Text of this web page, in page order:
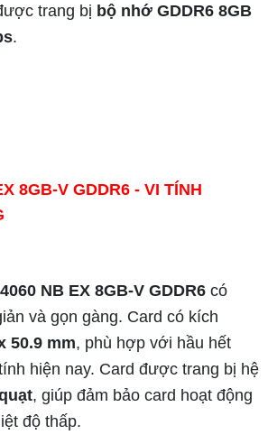
trang bị bộ nhớ GDDR6 8GB
.
NB EX 8GB-V GDDR6 có
và gọn gàng. Card có kích
50.9 mm, phù hợp với hầu hết
hiện nay. Card được trang bị hệ
, giúp đảm bảo card hoạt động
độ thấp.